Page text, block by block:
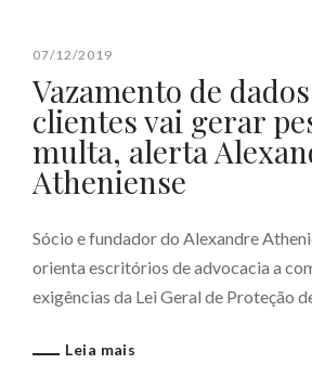
07/12/2019
Vazamento de
clientes vai gerar
multa, alerta
Atheniense
Sócio e fundador do Alexandre
orienta escritórios de advocacia a
exigências da Lei Geral de Proteção
Leia mais